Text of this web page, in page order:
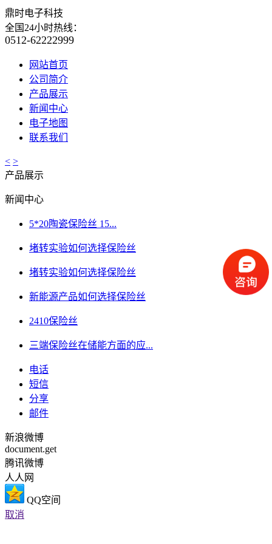
鼎时电子科技
全国24小时热线：
0512-62222999
网站首页
公司简介
产品展示
新闻中心
电子地图
联系我们
< >
产品展示
新闻中心
5*20陶瓷保险丝 15...
堵转实验如何选择保险丝
堵转实验如何选择保险丝
新能源产品如何选择保险丝
2410保险丝
三端保险丝在储能方面的应...
电话
短信
分享
邮件
新浪微博
document.get
腾讯微博
人人网
QQ空间
取消